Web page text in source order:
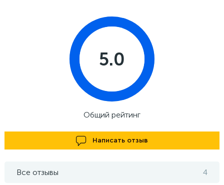
5.0
Общий рейтинг
Написать отзыв
Все отзывы 4